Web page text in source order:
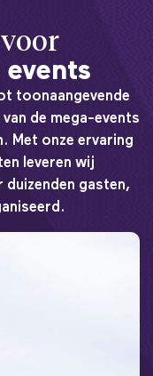
toonaangevende
de mega-events
Met onze ervaring
leveren wij
gasten,